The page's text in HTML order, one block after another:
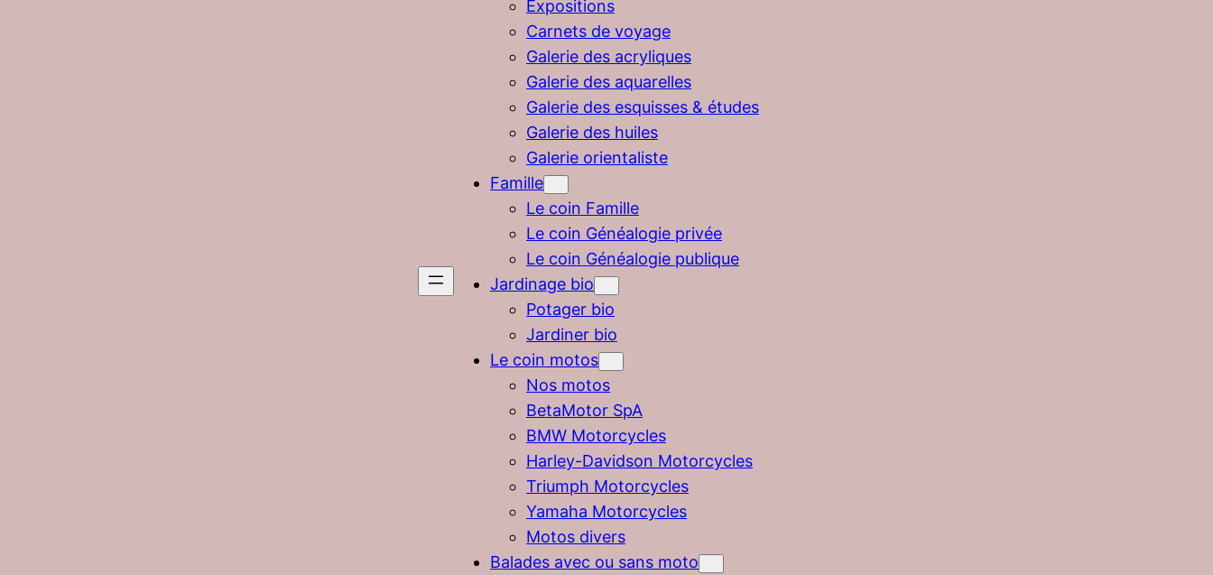
Expositions
Carnets de voyage
Galerie des acryliques
Galerie des aquarelles
Galerie des esquisses & études
Galerie des huiles
Galerie orientaliste
Famille
Le coin Famille
Le coin Généalogie privée
Le coin Généalogie publique
Jardinage bio
Potager bio
Jardiner bio
Le coin motos
Nos motos
BetaMotor SpA
BMW Motorcycles
Harley-Davidson Motorcycles
Triumph Motorcycles
Yamaha Motorcycles
Motos divers
Balades avec ou sans moto